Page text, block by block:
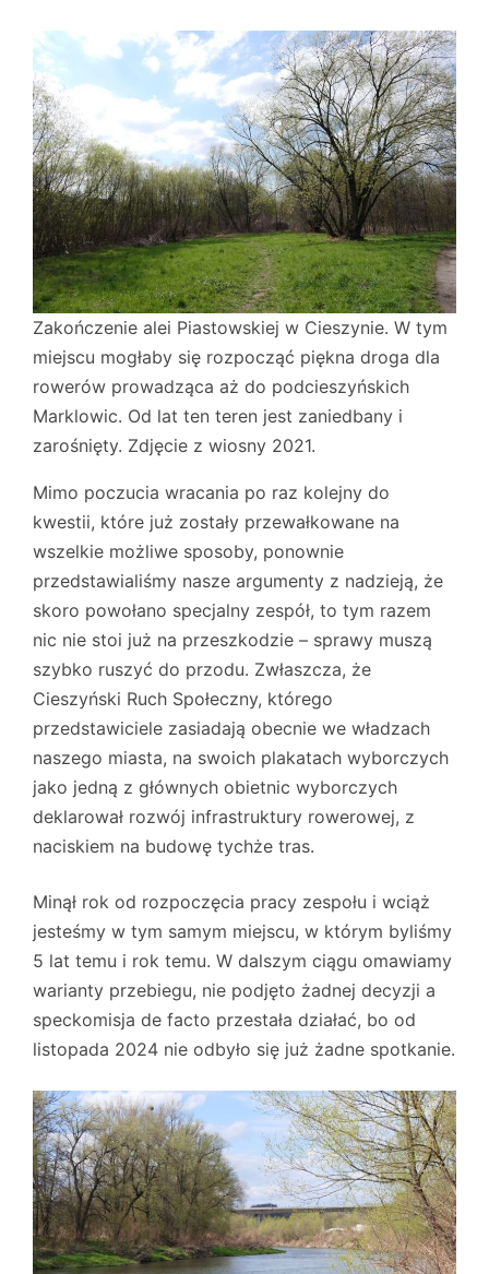
Zakończenie alei Piastowskiej w Cieszynie. W tym
miejscu mogłaby się rozpocząć piękna droga dla
rowerów prowadząca aż do podcieszyńskich
Marklowic. Od lat ten teren jest zaniedbany i
zarośnięty. Zdjęcie z wiosny 2021.
Mimo poczucia wracania po raz kolejny do
kwestii, które już zostały przewałkowane na
wszelkie możliwe sposoby, ponownie
przedstawialiśmy nasze argumenty z nadzieją, że
skoro powołano specjalny zespół, to tym razem
nic nie stoi już na przeszkodzie – sprawy muszą
szybko ruszyć do przodu. Zwłaszcza, że
Cieszyński Ruch Społeczny, którego
przedstawiciele zasiadają obecnie we władzach
naszego miasta, na swoich plakatach wyborczych
jako jedną z głównych obietnic wyborczych
deklarował rozwój infrastruktury rowerowej, z
naciskiem na budowę tychże tras.
Minął rok od rozpoczęcia pracy zespołu i wciąż
jesteśmy w tym samym miejscu, w którym byliśmy
5 lat temu i rok temu. W dalszym ciągu omawiamy
warianty przebiegu, nie podjęto żadnej decyzji a
speckomisja de facto przestała działać, bo od
listopada 2024 nie odbyło się już żadne spotkanie.